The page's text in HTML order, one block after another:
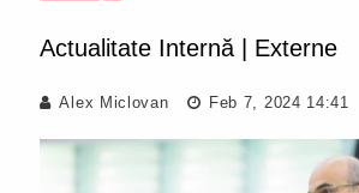
Actualitate Internă Externe
Alex Miclovan Feb 7, 2024 14:41